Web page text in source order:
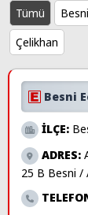
Tümü Besni
Çelikhan
Besni
İLÇE:
ADRES:
25 B Besni /